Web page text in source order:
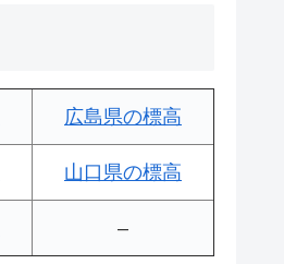
広島県の標高
山口県の標高
–